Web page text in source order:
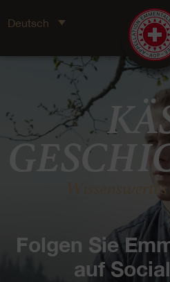
Deutsch
Folgen Sie
auf